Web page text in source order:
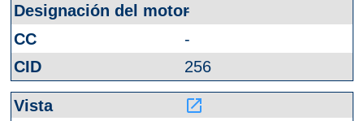
-
-
256
launch